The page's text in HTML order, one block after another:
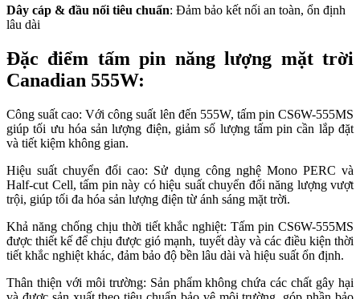
Dây cáp & đầu nối tiêu chuẩn: Đảm bảo kết nối an toàn, ổn định
lâu dài
Đặc điểm tấm pin năng lượng mặt trời
Canadian 555W:
Công suất cao: Với công suất lên đến 555W, tấm pin CS6W-555MS
giúp tối ưu hóa sản lượng điện, giảm số lượng tấm pin cần lắp đặt
và tiết kiệm không gian.
Hiệu suất chuyển đổi cao: Sử dụng công nghệ Mono PERC và
Half-cut Cell, tấm pin này có hiệu suất chuyển đổi năng lượng vượt
trội, giúp tối đa hóa sản lượng điện từ ánh sáng mặt trời.
Khả năng chống chịu thời tiết khắc nghiệt: Tấm pin CS6W-555MS
được thiết kế để chịu được gió mạnh, tuyết dày và các điều kiện thời
tiết khắc nghiệt khác, đảm bảo độ bền lâu dài và hiệu suất ổn định.
Thân thiện với môi trường: Sản phẩm không chứa các chất gây hại